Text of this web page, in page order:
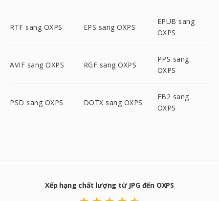
RTF sang OXPS EPS sang OXPS
EPUB sang
OXPS
AVIF sang OXPS RGF sang OXPS
PPS sang
OXPS
PSD sang OXPS DOTX sang OXPS
FB2 sang
OXPS
Xếp hạng chất lượng từ JPG đến OXPS